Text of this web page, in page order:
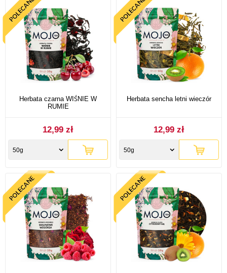
Herbata czarna WIŚNIE W
RUMIE
12,99 zł
50g
Herbata sencha letni wieczór
12,99 zł
50g